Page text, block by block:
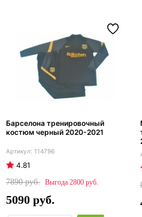
Барселона тренировочный
костюм черный 2020-2021
114796
4.81
7890
2800
5090